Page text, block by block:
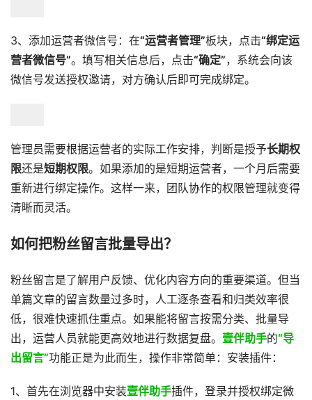
3、添加运营者微信号：在“运营者管理”板块，点击“绑定运
营者微信号”。填写相关信息后，点击“确定”，系统会向该
微信号发送授权邀请，对方确认后即可完成绑定。
管理员需要根据运营者的实际工作安排，判断是授予长期权
限还是短期权限。如果添加的是短期运营者，一个月后需要
重新进行绑定操作。这样一来，团队协作的权限管理就变得
清晰而灵活。
如何把粉丝留言批量导出？
粉丝留言是了解用户反馈、优化内容方向的重要渠道。但当
单篇文章的留言数量过多时，人工逐条查看和归类效率很
低，很难快速抓住重点。如果能将留言按需分类、批量导
出，运营人员就能更高效地进行数据复盘。 壹伴助手的“导
出留言”功能正是为此而生，操作非常简单：安装插件：
1、首先在浏览器中安装壹伴助手插件，登录并授权绑定微